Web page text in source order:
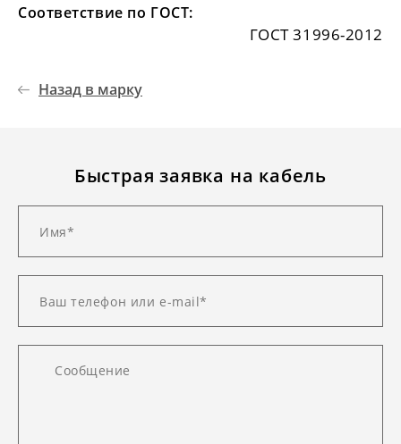
Соответствие по ГОСТ:
ГОСТ 31996-2012
Назад в марку
Быстрая заявка на кабель